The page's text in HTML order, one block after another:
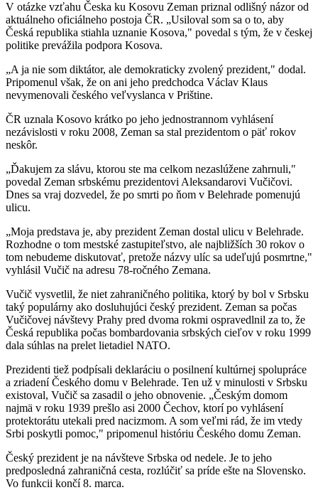
V otázke vzťahu Česka ku Kosovu Zeman priznal odlišný názor od
aktuálneho oficiálneho postoja ČR. „Usiloval som sa o to, aby
Česká republika stiahla uznanie Kosova," povedal s tým, že v českej
politike prevážila podpora Kosova.
„A ja nie som diktátor, ale demokraticky zvolený prezident," dodal.
Pripomenul však, že on ani jeho predchodca Václav Klaus
nevymenovali českého veľvyslanca v Prištine.
ČR uznala Kosovo krátko po jeho jednostrannom vyhlásení
nezávislosti v roku 2008, Zeman sa stal prezidentom o päť rokov
neskôr.
„Ďakujem za slávu, ktorou ste ma celkom nezaslúžene zahrnuli,"
povedal Zeman srbskému prezidentovi Aleksandarovi Vučičovi.
Dnes sa vraj dozvedel, že po smrti po ňom v Belehrade pomenujú
ulicu.
„Moja predstava je, aby prezident Zeman dostal ulicu v Belehrade.
Rozhodne o tom mestské zastupiteľstvo, ale najbližších 30 rokov o
tom nebudeme diskutovať, pretože názvy ulíc sa udeľujú posmrtne,"
vyhlásil Vučič na adresu 78-ročného Zemana.
Vučič vysvetlil, že niet zahraničného politika, ktorý by bol v Srbsku
taký populárny ako dosluhujúci český prezident. Zeman sa počas
Vučičovej návštevy Prahy pred dvoma rokmi ospravedlnil za to, že
Česká republika počas bombardovania srbských cieľov v roku 1999
dala súhlas na prelet lietadiel NATO.
Prezidenti tiež podpísali deklaráciu o posilnení kultúrnej spolupráce
a zriadení Českého domu v Belehrade. Ten už v minulosti v Srbsku
existoval, Vučič sa zasadil o jeho obnovenie. „Českým domom
najmä v roku 1939 prešlo asi 2000 Čechov, ktorí po vyhlásení
protektorátu utekali pred nacizmom. A som veľmi rád, že im vtedy
Srbi poskytli pomoc," pripomenul históriu Českého domu Zeman.
Český prezident je na návšteve Srbska od nedele. Je to jeho
predposledná zahraničná cesta, rozlúčiť sa príde ešte na Slovensko.
Vo funkcii končí 8. marca.